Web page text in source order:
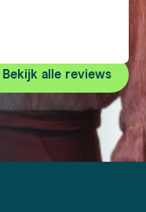
als deze
in je werk en
mensen om
Bekijk alle reviews